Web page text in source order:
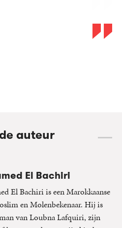
auteur
El Bachiri
El Bachiri is een Marokkaanse
en Molenbekenaar. Hij is
van Loubna Lafquiri, zijn